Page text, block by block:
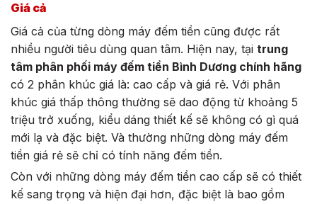
Giá cả
Giá cả của từng dòng máy đếm tiền cũng được rất
nhiều người tiêu dùng quan tâm. Hiện nay, tại trung
tâm phân phối máy đếm tiền Bình Dương chính hãng
có 2 phân khúc giá là: cao cấp và giá rẻ. Với phân
khúc giá thấp thông thường sẽ dao động từ khoảng 5
triệu trở xuống, kiểu dáng thiết kế sẽ không có gì quá
mới lạ và đặc biệt. Và thường những dòng máy đếm
tiền giá rẻ sẽ chỉ có tính năng đếm tiền.
Còn với những dòng máy đếm tiền cao cấp sẽ có thiết
kế sang trọng và hiện đại hơn, đặc biệt là bao gồm